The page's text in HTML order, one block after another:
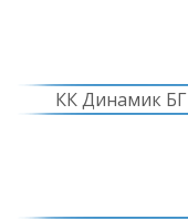
КК Динамик БГ